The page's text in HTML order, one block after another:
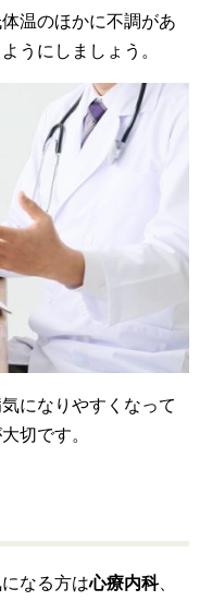
温のほかに不調があ
うにしましょう。
になりやすくなって
切です。
なる方は心療内科、